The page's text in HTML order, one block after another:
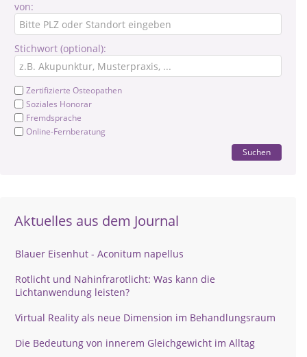
von:
Stichwort (optional):
Zertifizierte Osteopathen
Soziales Honorar
Fremdsprache
Online-Fernberatung
Suchen
Aktuelles aus dem Journal
Blauer Eisenhut - Aconitum napellus
Rotlicht und Nahinfrarotlicht: Was kann die
Lichtanwendung leisten?
Virtual Reality als neue Dimension im Behandlungsraum
Die Bedeutung von innerem Gleichgewicht im Alltag